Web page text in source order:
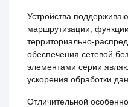
Устройства
маршрутизации,
территориально-
обеспечения сетевой
элементами серии
ускорения обработки
Отличительной